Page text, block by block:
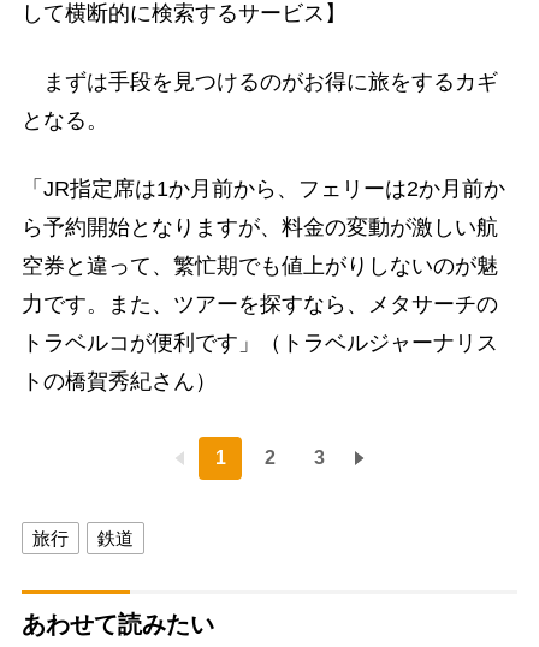
して横断的に検索するサービス】
まずは手段を見つけるのがお得に旅をするカギ
となる。
「JR指定席は1か月前から、フェリーは2か月前か
ら予約開始となりますが、料金の変動が激しい航
空券と違って、繁忙期でも値上がりしないのが魅
力です。また、ツアーを探すなら、メタサーチの
トラベルコが便利です」（トラベルジャーナリス
トの橋賀秀紀さん）
1 2 3
旅行 鉄道
あわせて読みたい